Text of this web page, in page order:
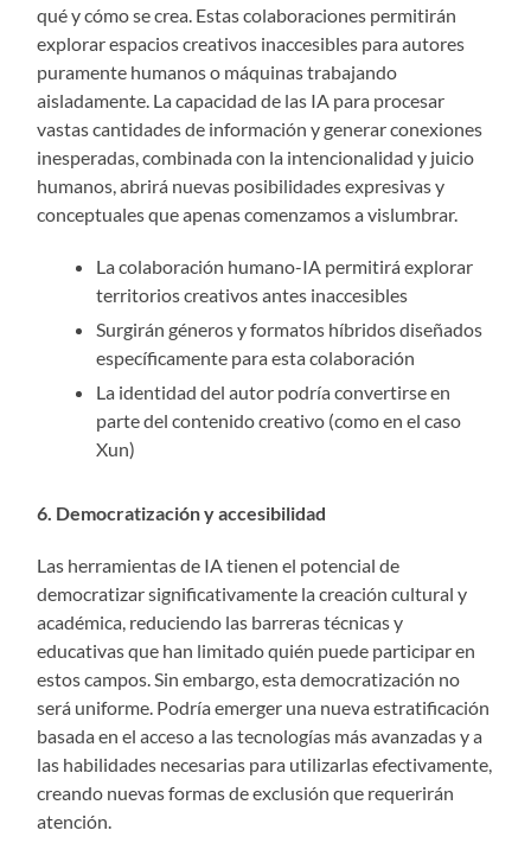
qué y cómo se crea. Estas colaboraciones permitirán
explorar espacios creativos inaccesibles para autores
puramente humanos o máquinas trabajando
aisladamente. La capacidad de las IA para procesar
vastas cantidades de información y generar conexiones
inesperadas, combinada con la intencionalidad y juicio
humanos, abrirá nuevas posibilidades expresivas y
conceptuales que apenas comenzamos a vislumbrar.
La colaboración humano-IA permitirá explorar
territorios creativos antes inaccesibles
Surgirán géneros y formatos híbridos diseñados
específicamente para esta colaboración
La identidad del autor podría convertirse en
parte del contenido creativo (como en el caso
Xun)
6. Democratización y accesibilidad
Las herramientas de IA tienen el potencial de
democratizar significativamente la creación cultural y
académica, reduciendo las barreras técnicas y
educativas que han limitado quién puede participar en
estos campos. Sin embargo, esta democratización no
será uniforme. Podría emerger una nueva estratificación
basada en el acceso a las tecnologías más avanzadas y a
las habilidades necesarias para utilizarlas efectivamente,
creando nuevas formas de exclusión que requerirán
atención.